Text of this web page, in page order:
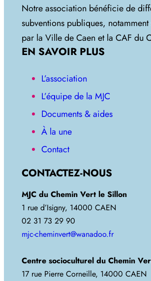
Notre association bénéficie de
subventions publiques, notamment
par la Ville de Caen et la CAF du
EN SAVOIR PLUS
L’association
L’équipe de la MJC
Documents & aides
À la une
Contact
CONTACTEZ-NOUS
MJC du Chemin Vert le Sillon
1 rue d’Isigny, 14000 CAEN
02 31 73 29 90
mjc-cheminvert@wanadoo.fr
Centre socioculturel du Chemin
17 rue Pierre Corneille, 14000 CAEN